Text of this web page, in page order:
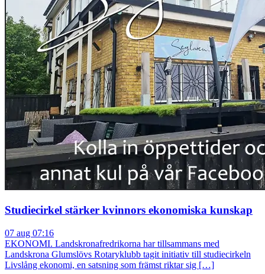
Studiecirkel stärker kvinnors ekonomiska kunskap
07 aug 07:16
EKONOMI. Landskronafredrikorna har tillsammans med
Landskrona Glumslövs Rotaryklubb tagit initiativ till studiecirkeln
Livslång ekonomi, en satsning som främst riktar sig […]